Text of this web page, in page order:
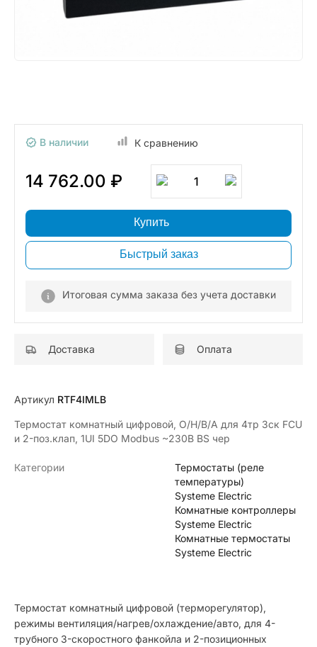
В наличии К сравнению
14 762.00 ₽ 1
Купить
Быстрый заказ
Итоговая сумма заказа без учета доставки
Доставка Оплата
Артикул RTF4IMLB
Термостат комнатный цифровой, О/Н/В/А для 4тр 3ск FCU
и 2-поз.клап, 1UI 5DO Modbus ~230В BS чер
Категории
Термостаты (реле
температуры)
Systeme Electric
Комнатные контроллеры
Systeme Electric
Комнатные термостаты
Systeme Electric
Термостат комнатный цифровой (терморегулятор),
режимы вентиляция/нагрев/охлаждение/авто, для 4-
трубного 3-скоростного фанкойла и 2-позиционных